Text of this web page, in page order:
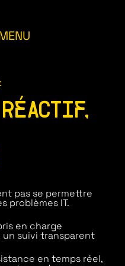
(MSSP)
RÉACTIF,
pas se permettre
problèmes IT.
en charge
suivi transparent
en temps réel,